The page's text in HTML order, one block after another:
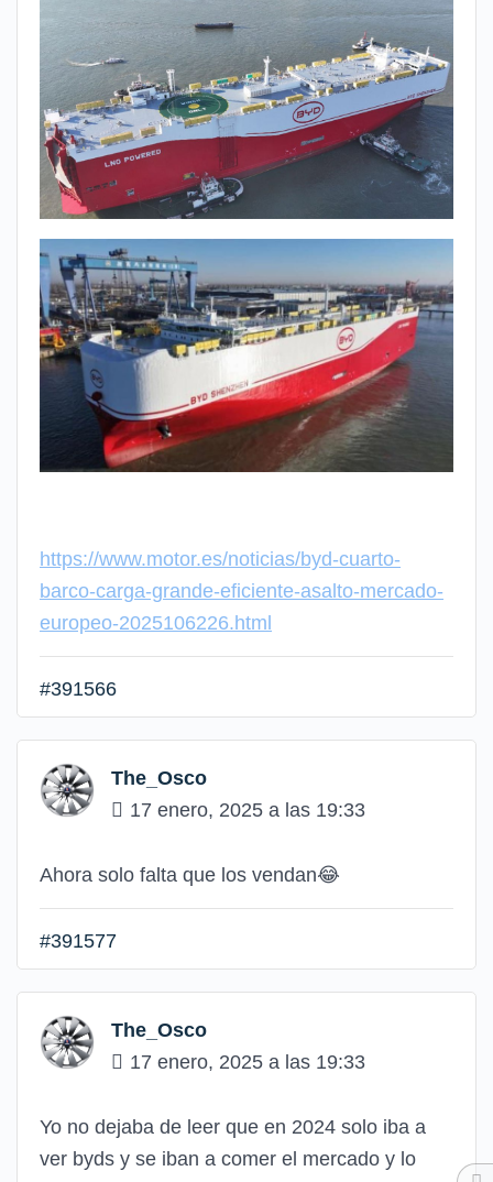
https://www.motor.es/noticias/byd-cuarto-
barco-carga-grande-eficiente-asalto-mercado-
europeo-2025106226.html
#391566
The_Osco
17 enero, 2025 a las 19:33
Ahora solo falta que los vendan😂
#391577
The_Osco
17 enero, 2025 a las 19:33
Yo no dejaba de leer que en 2024 solo iba a
ver byds y se iban a comer el mercado y lo